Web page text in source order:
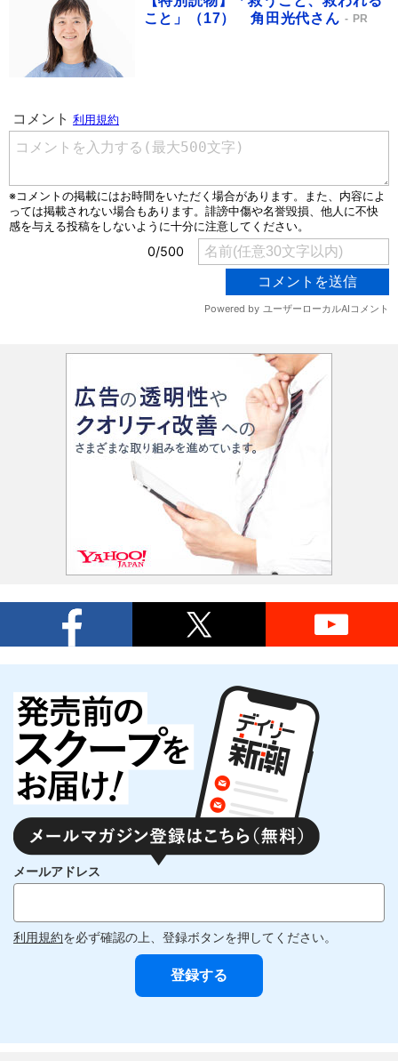
こと」（17） 角田光代さん
PR
メールアドレス
利用規約を必ず確認の上、登録ボタンを押してください。